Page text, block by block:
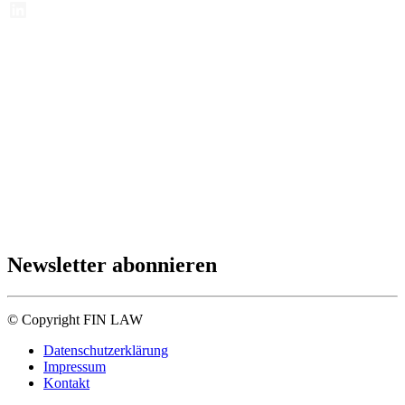
Newsletter abonnieren
© Copyright FIN LAW
Datenschutzerklärung
Impressum
Kontakt